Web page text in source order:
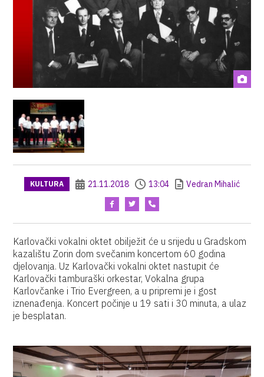
KULTURA 21.11.2018 13:04 Vedran Mihalić
Karlovački vokalni oktet obilježit će u srijedu u Gradskom
kazalištu Zorin dom svečanim koncertom 60 godina
djelovanja. Uz Karlovački vokalni oktet nastupit će
Karlovački tamburaški orkestar, Vokalna grupa
Karlovčanke i Trio Evergreen, a u pripremi je i gost
iznenađenja. Koncert počinje u 19 sati i 30 minuta, a ulaz
je besplatan.